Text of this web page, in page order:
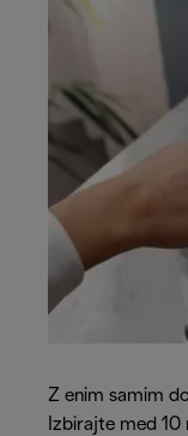
Z enim samim
Izbirajte med